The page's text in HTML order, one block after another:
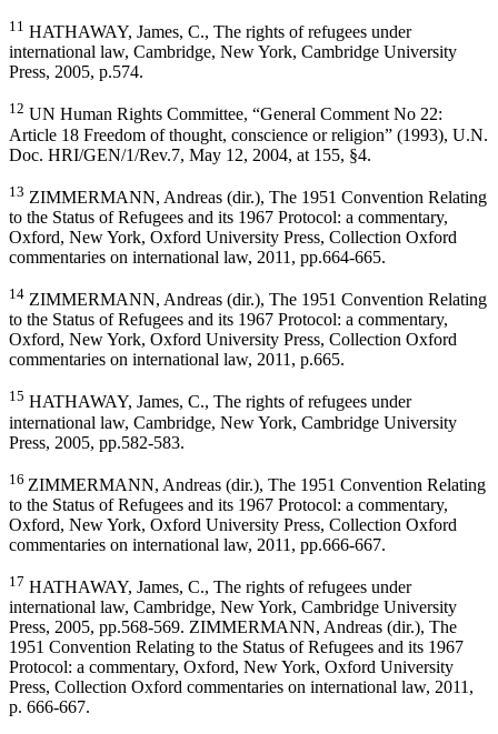
11 HATHAWAY, James, C., The rights of refugees under
international law, Cambridge, New York, Cambridge University
Press, 2005, p.574.
12 UN Human Rights Committee, “General Comment No 22:
Article 18 Freedom of thought, conscience or religion” (1993), U.N.
Doc. HRI/GEN/1/Rev.7, May 12, 2004, at 155, §4.
13 ZIMMERMANN, Andreas (dir.), The 1951 Convention Relating
to the Status of Refugees and its 1967 Protocol: a commentary,
Oxford, New York, Oxford University Press, Collection Oxford
commentaries on international law, 2011, pp.664-665.
14 ZIMMERMANN, Andreas (dir.), The 1951 Convention Relating
to the Status of Refugees and its 1967 Protocol: a commentary,
Oxford, New York, Oxford University Press, Collection Oxford
commentaries on international law, 2011, p.665.
15 HATHAWAY, James, C., The rights of refugees under
international law, Cambridge, New York, Cambridge University
Press, 2005, pp.582-583.
16 ZIMMERMANN, Andreas (dir.), The 1951 Convention Relating
to the Status of Refugees and its 1967 Protocol: a commentary,
Oxford, New York, Oxford University Press, Collection Oxford
commentaries on international law, 2011, pp.666-667.
17 HATHAWAY, James, C., The rights of refugees under
international law, Cambridge, New York, Cambridge University
Press, 2005, pp.568-569. ZIMMERMANN, Andreas (dir.), The
1951 Convention Relating to the Status of Refugees and its 1967
Protocol: a commentary, Oxford, New York, Oxford University
Press, Collection Oxford commentaries on international law, 2011,
p. 666-667.